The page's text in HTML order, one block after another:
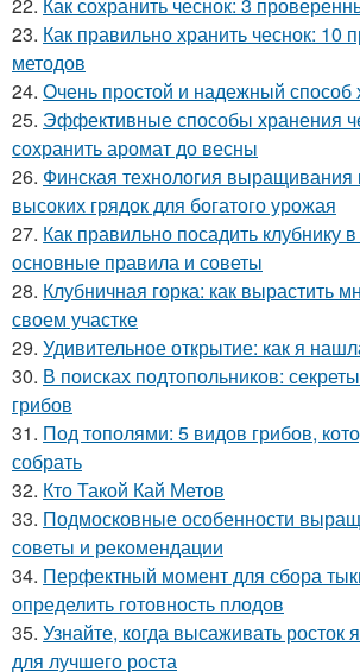
23. Как правильно хранить чеснок: 10
методов
24. Очень простой и надежный способ
25. Эффективные способы хранения
сохранить аромат до весны
26. Финская технология выращивания
высоких грядок для богатого урожая
27. Как правильно посадить клубнику в
основные правила и советы
28. Клубничная горка: как вырастить
своем участке
29. Удивительное открытие: как я
30. В поисках подтопольников:
грибов
31. Под тополями: 5 видов грибов,
собрать
32. Кто Такой Кай Метов
33. Подмосковные особенности
советы и рекомендации
34. Перфектный момент для сбора
определить готовность плодов
35. Узнайте, когда высаживать росток
для лучшего роста